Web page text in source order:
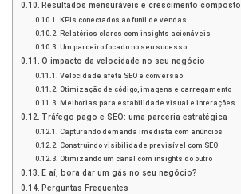
Resultados mensuráveis e crescimento composto
KPIs conectados ao funil de vendas
Relatórios claros com insights acionáveis
Um parceiro focado no seu sucesso
O impacto da velocidade no seu negócio
Velocidade afeta SEO e conversão
Otimização de código, imagens e carregamento
Melhorias para estabilidade visual e interações
Tráfego pago e SEO: uma parceria estratégica
Capturando demanda imediata com anúncios
Construindo visibilidade previsível com SEO
Otimizando um canal com insights do outro
E aí, bora dar um gás no seu negócio?
Perguntas Frequentes